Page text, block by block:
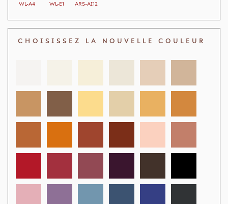
WL-A4 WL-E1 ARS-AI12
CHOISISSEZ LA NOUVELLE COULEUR